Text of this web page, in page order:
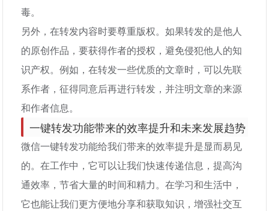
毒。
另外，在转发内容时要尊重版权。如果转发的是他人
的原创作品，要获得作者的授权，避免侵犯他人的知
识产权。例如，在转发一些优质的文章时，可以先联
系作者，征得同意后再进行转发，并注明文章的来源
和作者信息。
一键转发功能带来的效率提升和未来发展趋势
微信一键转发功能给我们带来的效率提升是显而易见
的。在工作中，它可以让我们快速传递信息，提高沟
通效率，节省大量的时间和精力。在学习和生活中，
它也能让我们更方便地分享和获取知识，增强社交互